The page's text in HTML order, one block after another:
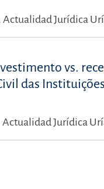
Actualidad Jurídica
vs.
das
Actualidad Jurídica